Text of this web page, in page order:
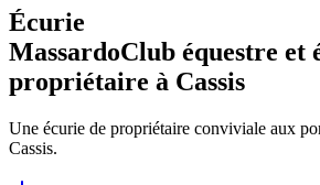
Écurie
MassardoClub équestre et
propriétaire à Cassis
Une écurie de propriétaire conviviale aux
Cassis.